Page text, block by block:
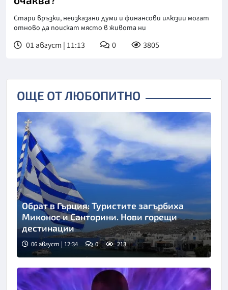
Стари връзки, неизказани думи и финансови илюзии могат
отново да поискат място в живота ни
01 август | 11:13 0 3805
ОЩЕ ОТ ЛЮБОПИТНО
Обрат в Гърция: Туристите загърбиха
Миконос и Санторини. Нови горещи
дестинации
06 август | 12:34 0 213